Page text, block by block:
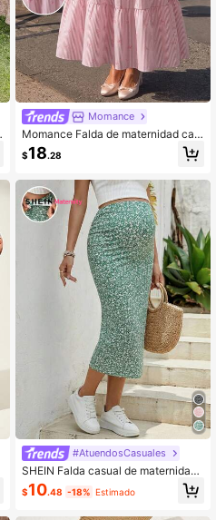
Momance
Momance Falda de maternidad cas
ual de cintura alta con estampado d
e rayas, versátil y de moda
$18.28
#AtuendosCasuales
SHEIN Falda casual de maternidad
con abertura lateral y estampado fl
oral ditsy, con cintura ajustable par
$10.48 -18% Estimado